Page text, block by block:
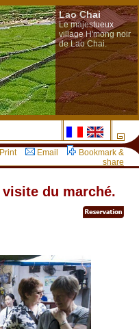
Lao Chai
Le majestueux
village H'mong noir
de Lao Chai.
Print Email
Bookmark &
share
du marché.